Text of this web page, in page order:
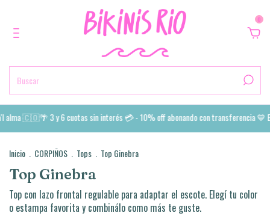
0
🇨🇴🌴 3 y 6 cuotas sin interés 💳 - 10% off abonando con transferencia 💙
Inicio CORPIÑOS Tops Top Ginebra
Top Ginebra
Top con lazo frontal regulable para adaptar el escote. Elegí tu color
o estampa favorita y combinálo como más te guste.